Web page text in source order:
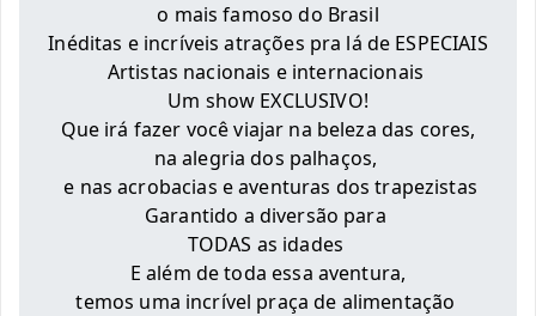
o mais famoso do Brasil
Inéditas e incríveis atrações pra lá de ESPECIAIS
Artistas nacionais e internacionais
Um show EXCLUSIVO!
Que irá fazer você viajar na beleza das cores,
na alegria dos palhaços,
e nas acrobacias e aventuras dos trapezistas
Garantido a diversão para
TODAS as idades
E além de toda essa aventura,
temos uma incrível praça de alimentação